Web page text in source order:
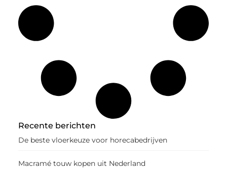
Recente berichten
De beste vloerkeuze voor horecabedrijven
Macramé touw kopen uit Nederland